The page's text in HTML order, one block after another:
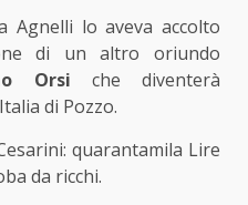
Agnelli lo aveva accolto
di un altro oriundo
Orsi che diventerà
di Pozzo.
quarantamila Lire
da ricchi.